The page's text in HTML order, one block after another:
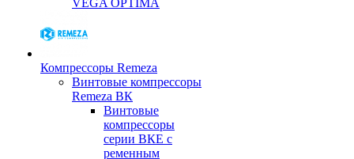
VEGA OPTIMA
Компрессоры Remeza
Винтовые компрессоры
Remeza ВК
Винтовые
компрессоры
серии ВКЕ с
ременным